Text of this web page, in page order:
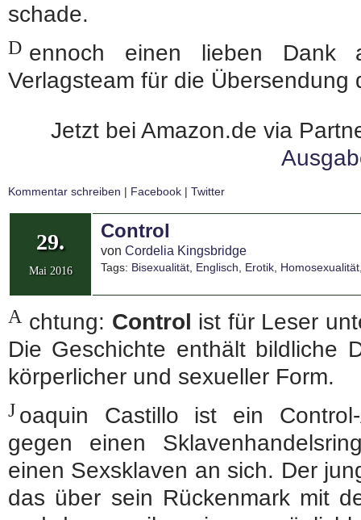
schade.
D ennoch einen lieben
Verlagsteam für die Übersendung
Jetzt bei Amazon.de via
Kommentar schreiben | Facebook | Twitter
29.
Mai 2016
Control
von Cordelia Kingsbridge
Tags: Bisexualität, Englisch, Erotik, Homosexualität
A chtung: Control ist für Leser
Die Geschichte enthält bildliche
körperlicher und sexueller Form.
J oaquin Castillo ist ein
gegen einen
einen Sexsklaven an sich. Der
das über sein Rückenmark mit